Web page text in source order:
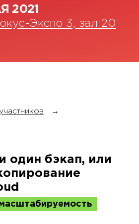
2021
Экспо 3, зал 20
→
один бэкап, или